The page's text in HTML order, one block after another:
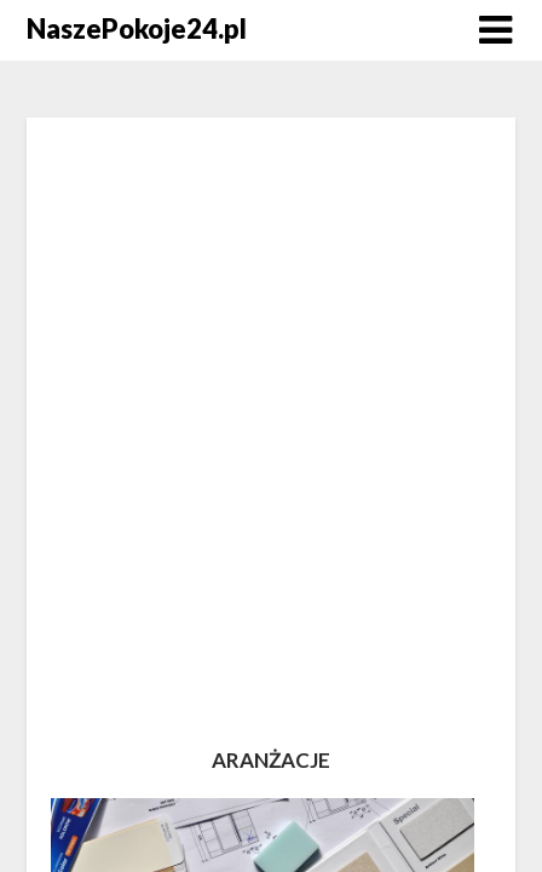
NaszePokoje24.pl
ARANŻACJE